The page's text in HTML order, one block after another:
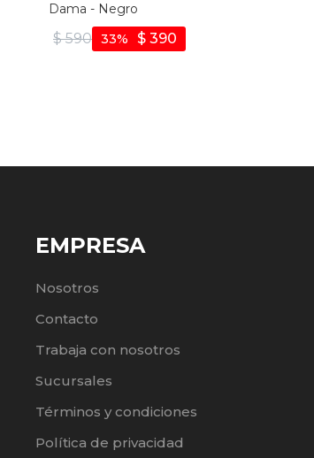
Dama - Negro
$ 590 $ 390
33
EMPRESA
Nosotros
Contacto
Trabaja con nosotros
Sucursales
Términos y condiciones
Política de privacidad